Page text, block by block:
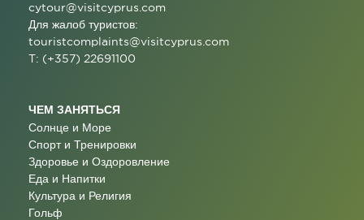
cytour@visitcyprus.com
Для жалоб туристов:
touristcomplaints@visitcyprus.com
T: (+357) 22691100
ЧЕМ ЗАНЯТЬСЯ
Солнце и Море
Спорт и Тренировки
Здоровье и Оздоровление
Еда и Напитки
Культура и Религия
Гольф